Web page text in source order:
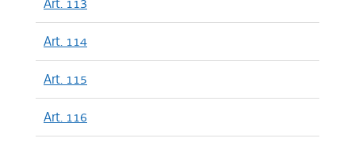
Art. 114
Art. 115
Art. 116